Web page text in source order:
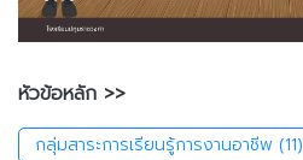
หัวข้อหลัก >>
กลุ่มสาระการเรียนรู้การงานอาชีพ (11)